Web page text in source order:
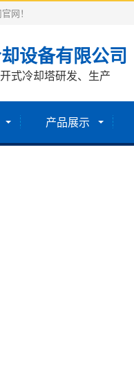
网！
设备有限公司
式冷却塔研发、生产
产品展示